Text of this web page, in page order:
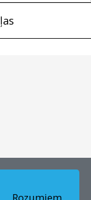
- Visas tiesības
Rozumiem